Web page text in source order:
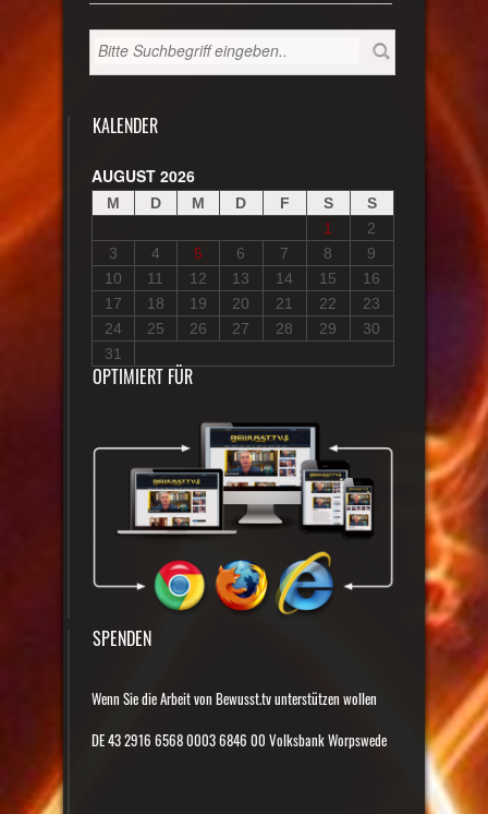
KALENDER
AUGUST 2026
M D M D F S
S
1
2
3
4 5 6 7 8
9
10
11 12 13 14 15
16
17
18 19 20 21 22
23
24
25 26 27 28 29
30
31
OPTIMIERT FÜR
SPENDEN
Wenn Sie die Arbeit von Bewusst.tv unterstützen wollen
DE 43 2916 6568 0003 6846 00 Volksbank Worpswede